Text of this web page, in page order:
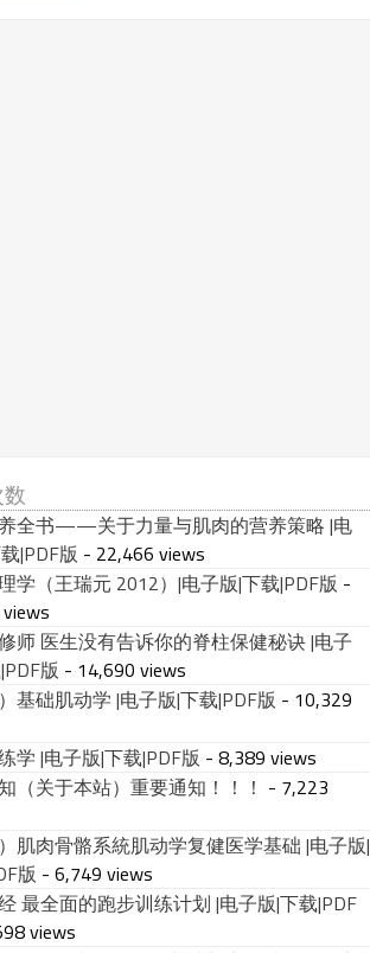
全书——关于力量与肌肉的营养策略 |电
|PDF版 - 22,466 views
学（王瑞元 2012）|电子版|下载|PDF版 -
师 医生没有告诉你的脊柱保健秘诀 |电子
版 - 14,690 views
）基础肌动学 |电子版|下载|PDF版 - 10,329
学 |电子版|下载|PDF版 - 8,389 views
（关于本站）重要通知！！！ - 7,223
）肌肉骨骼系統肌动学复健医学基础 |电子版|
版 - 6,749 views
最全面的跑步训练计划 |电子版|下载|PDF
views